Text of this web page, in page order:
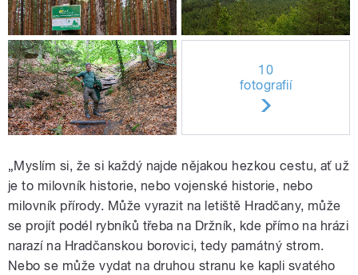
10
fotografií
„Myslím si, že si každý najde nějakou hezkou cestu, ať už
je to milovník historie, nebo vojenské historie, nebo
milovník přírody. Může vyrazit na letiště Hradčany, může
se projít podél rybníků třeba na Držník, kde přímo na hrázi
narazí na Hradčanskou borovici, tedy památný strom.
Nebo se může vydat na druhou stranu ke kapli svatého